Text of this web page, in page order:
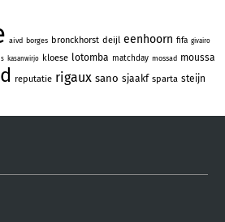
aivd borges bronckhorst deijl eenhoorn fifa givairo
kasanwirjo kloese lotomba matchday mossad moussa
reputatie rigaux sano sjaakf sparta steijn